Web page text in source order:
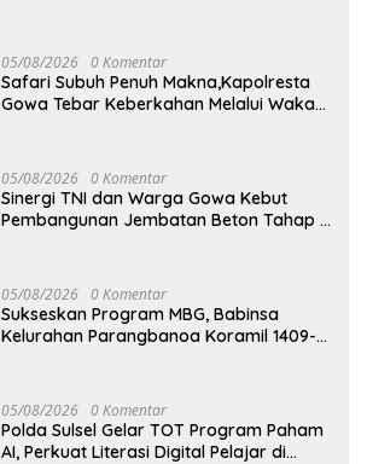
05/08/2026 0 Komentar
Safari Subuh Penuh Makna,Kapolresta
Gowa Tebar Keberkahan Melalui Wakaf
05/08/2026 0 Komentar
Sinergi TNI dan Warga Gowa Kebut
Pembangunan Jembatan Beton Tahap V
05/08/2026 0 Komentar
Sukseskan Program MBG, Babinsa
Kelurahan Parangbanoa Koramil 1409-
05/08/2026 0 Komentar
Polda Sulsel Gelar TOT Program Paham
AI, Perkuat Literasi Digital Pelajar di